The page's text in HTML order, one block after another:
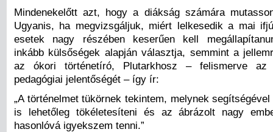
Mindenekelőtt azt, hogy a diákság számára
Ugyanis, ha megvizsgáljuk, miért lelkesedik a mai
esetek nagy részében keserűen kell
inkább külsőségek alapján választja, semmint a
az ókori történetíró, Plutarkhosz – felismerve az
pedagógiai jelentőségét – így ír:
„A történelmet tükörnek tekintem, melynek
is lehetőleg tökéletesíteni és az ábrázolt nagy
hasonlóvá igyekszem tenni.”